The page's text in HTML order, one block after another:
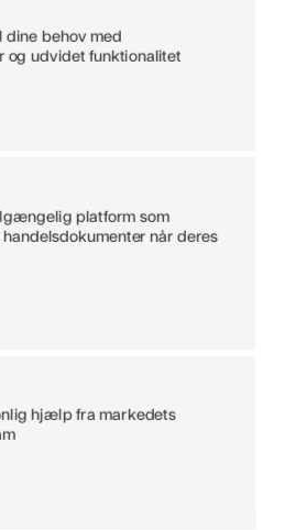
dine behov med
udvidet funktionalitet
platform som
når deres
hjælp fra markedets